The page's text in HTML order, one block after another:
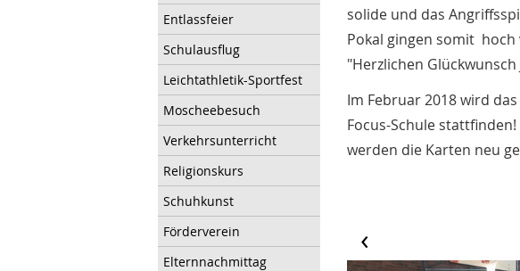
Entlassfeier
Schulausflug
Leichtathletik-Sportfest
Moscheebesuch
Verkehrsunterricht
Religionskurs
Schuhkunst
Förderverein
Elternnachmittag
solide und das
Pokal gingen somit hoch
"Herzlichen Glückwunsch
Im Februar 2018 wird
Focus-Schule
werden die Karten neu
‹